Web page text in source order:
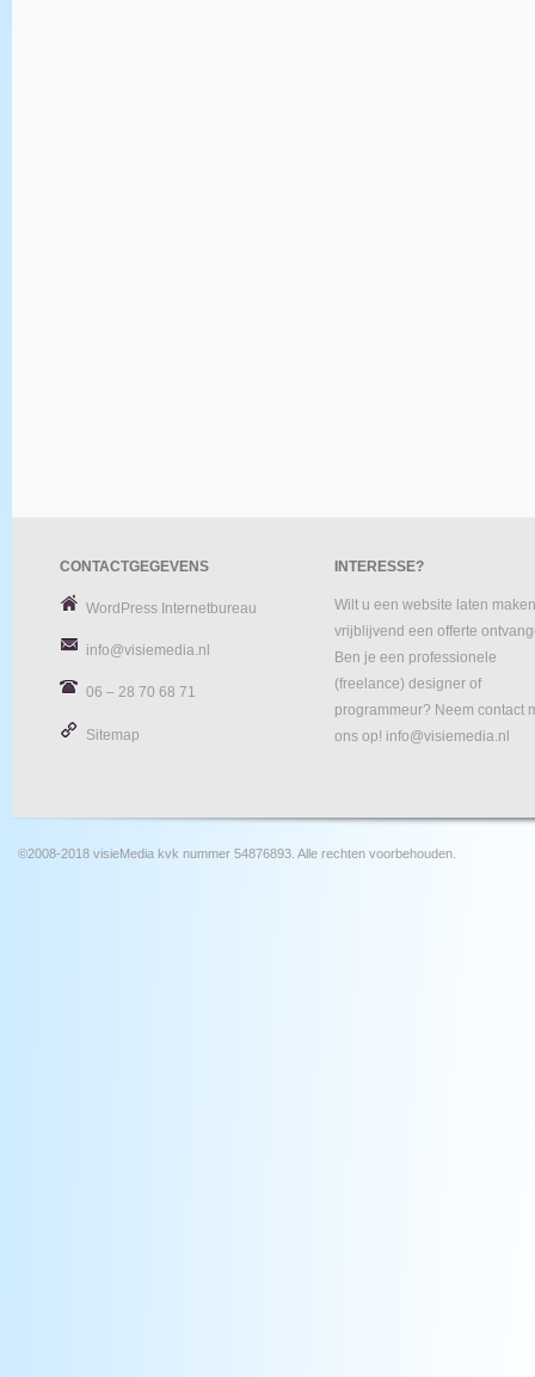
CONTACTGEGEVENS
WordPress Internetbureau
info@visiemedia.nl
06 – 28 70 68 71
Sitemap
INTERESSE?
Wilt u een website laten
vrijblijvend een offerte
Ben je een professionele
(freelance) designer of
programmeur? Neem contact
ons op! info@visiemedia.nl
©2008-2018 visieMedia kvk nummer 54876893. Alle rechten voorbehouden.